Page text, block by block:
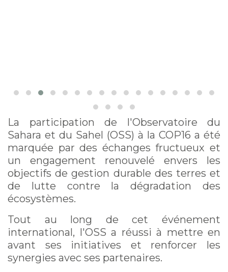
La participation de l'Observatoire du
Sahara et du Sahel (OSS) à la COP16 a été
marquée par des échanges fructueux et
un engagement renouvelé envers les
objectifs de gestion durable des terres et
de lutte contre la dégradation des
écosystèmes.
Tout au long de cet événement
international, l'OSS a réussi à mettre en
avant ses initiatives et renforcer les
synergies avec ses partenaires.